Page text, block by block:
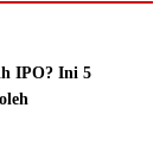
IPO? Ini 5